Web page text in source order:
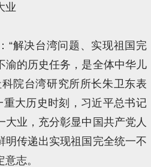
业
“解决台湾问题、实现祖国完
渝的历史任务，是全体中华儿
院台湾研究所所长朱卫东表
大历史时刻，习近平总书记
大业，充分彰显中国共产党人
明传递出实现祖国完全统一不
志。